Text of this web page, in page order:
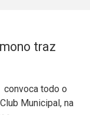
traz
convoca todo o
Municipal, na